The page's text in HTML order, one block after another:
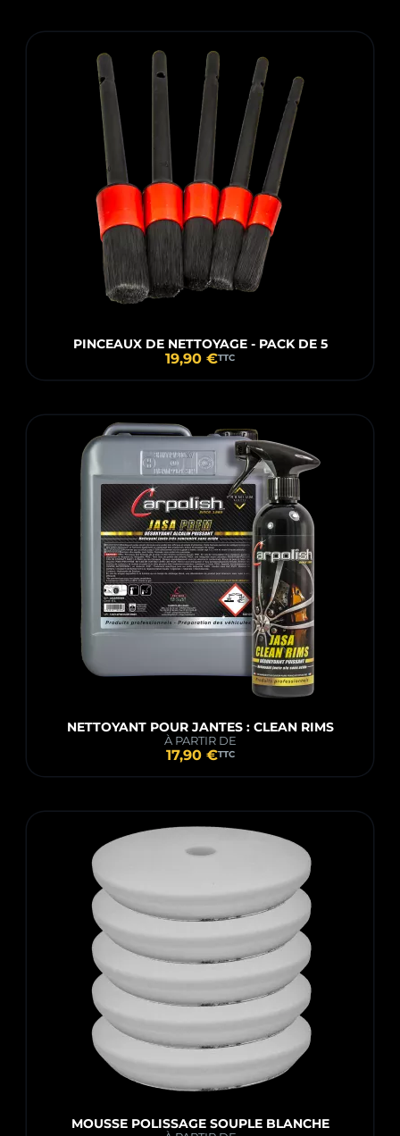
PINCEAUX DE NETTOYAGE - PACK DE 5
19,90 €TTC
NETTOYANT POUR JANTES : CLEAN RIMS
À PARTIR DE
17,90 €TTC
MOUSSE POLISSAGE SOUPLE BLANCHE